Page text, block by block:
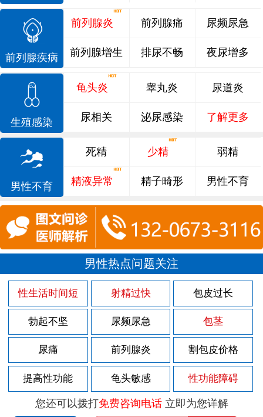
前列腺疾病
前列腺炎 前列腺痛 尿频尿急
前列腺增生 排尿不畅 夜尿增多
生殖感染
龟头炎 睾丸炎 尿道炎
尿相关 泌尿感染 了解更多
男性不育
死精 少精 弱精
精液异常 精子畸形 男性不育
男性热点问题关注
性生活时间短 射精过快 包皮过长
勃起不坚 尿频尿急 包茎
尿痛 前列腺炎 割包皮价格
提高性功能 龟头敏感 性功能障碍
您还可以拨打免费咨询电话立即为您详解